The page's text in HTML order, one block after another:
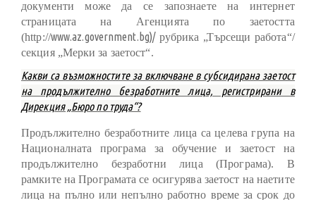
документи може да се запознаете на интернет
страницата на Агенцията по заетостта
(http://www.az.government.bg)/рубрика „Търсещи работа“/
секция „Мерки за заетост“.
Какви са възможностите за включване в субсидирана заетост
на продължително безработните лица, регистрирани в
Дирекция „Бюро по труда“?
Продължително безработните лица са целева група на
Националната програма за обучение и заетост на
продължително безработни лица (Програма). В
рамките на Програмата се осигурява заетост на наетите
лица на пълно или непълно работно време за срок до